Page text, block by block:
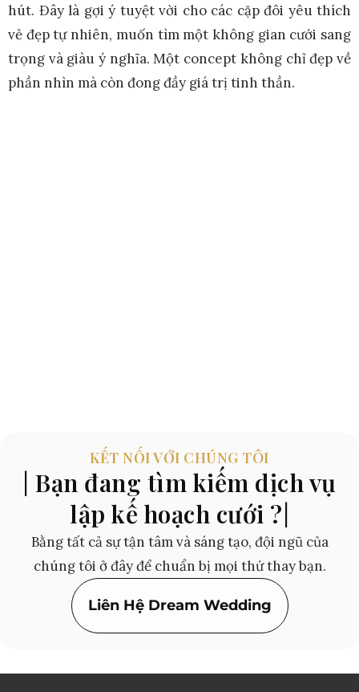
hút. Đây là gợi ý tuyệt vời cho các cặp đôi yêu thích
vẻ đẹp tự nhiên, muốn tìm một không gian cưới sang
trọng và giàu ý nghĩa. Một concept không chỉ đẹp về
phần nhìn mà còn đong đầy giá trị tinh thần.
KẾT NỐI VỚI CHÚNG TÔI
| Bạn đang tìm kiếm dịch vụ
lập kế hoạch cưới ?|
Bằng tất cả sự tận tâm và sáng tạo, đội ngũ của
chúng tôi ở đây để chuẩn bị mọi thứ thay bạn.
Liên Hệ Dream Wedding